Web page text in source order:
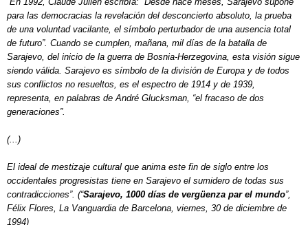
para las democracias la revelación del desconcierto absoluto, la prueba
de una voluntad vacilante, el símbolo perturbador de una ausencia total
de futuro”. Cuando se cumplen, mañana, mil días de la batalla de
Sarajevo, del inicio de la guerra de Bosnia-Herzegovina, esta visión sigue
siendo válida. Sarajevo es símbolo de la división de Europa y de todos
sus conflictos no resueltos, es el espectro de 1914 y de 1939,
representa, en palabras de André Glucksman, “el fracaso de dos
generaciones”.
(...)
El ideal de mestizaje cultural que anima este fin de siglo entre los
occidentales progresistas tiene en Sarajevo el sumidero de todas sus
contradicciones”. (“Sarajevo, 1000 días de vergüenza par el mundo”,
Félix Flores, La Vanguardia de Barcelona, viernes, 30 de diciembre de
1994)